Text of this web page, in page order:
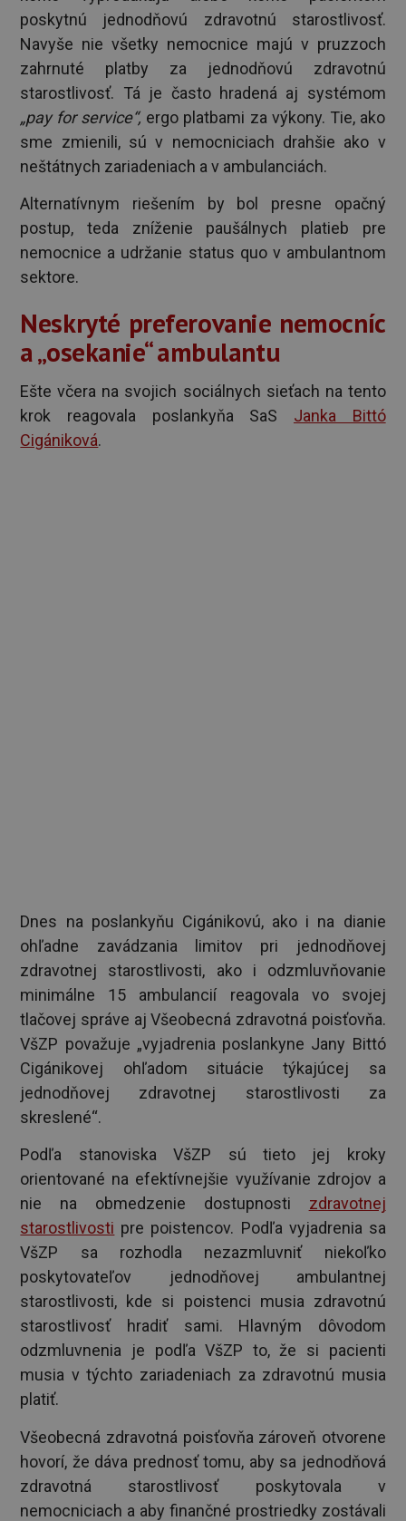
poskytnú jednodňovú zdravotnú starostlivosť.
Navyše nie všetky nemocnice majú v pruzzoch
zahrnuté platby za jednodňovú zdravotnú
starostlivosť. Tá je často hradená aj systémom
„pay for service“, ergo platbami za výkony. Tie, ako
sme zmienili, sú v nemocniciach drahšie ako v
neštátnych zariadeniach a v ambulanciách.
Alternatívnym riešením by bol presne opačný
postup, teda zníženie paušálnych platieb pre
nemocnice a udržanie status quo v ambulantnom
sektore.
Neskryté preferovanie nemocníc
a „osekanie“ ambulantu
Ešte včera na svojich sociálnych sieťach na tento
krok reagovala poslankyňa SaS Janka Bittó
Cigániková.
Dnes na poslankyňu Cigánikovú, ako i na dianie
ohľadne zavádzania limitov pri jednodňovej
zdravotnej starostlivosti, ako i odzmluvňovanie
minimálne 15 ambulancií reagovala vo svojej
tlačovej správe aj Všeobecná zdravotná poisťovňa.
VšZP považuje „vyjadrenia poslankyne Jany Bittó
Cigánikovej ohľadom situácie týkajúcej sa
jednodňovej zdravotnej starostlivosti za
skreslené“.
Podľa stanoviska VšZP sú tieto jej kroky
orientované na efektívnejšie využívanie zdrojov a
nie na obmedzenie dostupnosti zdravotnej
starostlivosti pre poistencov. Podľa vyjadrenia sa
VšZP sa rozhodla nezazmluvniť niekoľko
poskytovateľov jednodňovej ambulantnej
starostlivosti, kde si poistenci musia zdravotnú
starostlivosť hradiť sami. Hlavným dôvodom
odzmluvnenia je podľa VšZP to, že si pacienti
musia v týchto zariadeniach za zdravotnú musia
platiť.
Všeobecná zdravotná poisťovňa zároveň otvorene
hovorí, že dáva prednosť tomu, aby sa jednodňová
zdravotná starostlivosť poskytovala v
nemocniciach a aby finančné prostriedky zostávali